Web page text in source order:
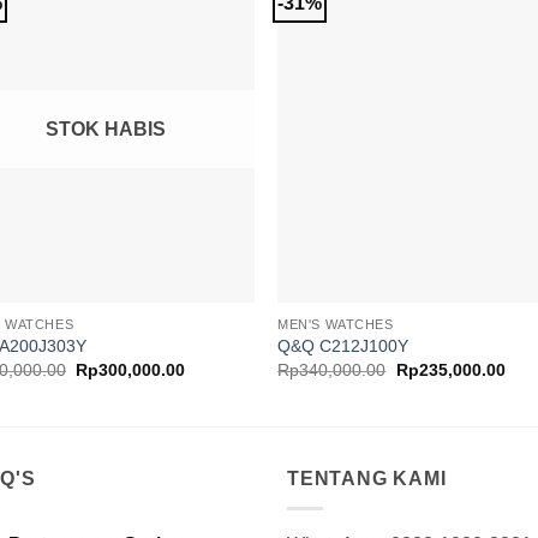
STOK HABIS
WATCHES
Harga
aslinya
Rp300,000.00Harga
MEN'S WATCHES
Q&Q C212J100Y
Rp340,000.00
Harga
aslinya
Rp235,000.00
TENTANG KAMI